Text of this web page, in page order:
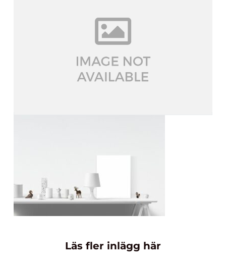
Läs fler inlägg här